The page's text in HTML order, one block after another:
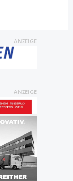
ANZEIGE
ANZEIGE